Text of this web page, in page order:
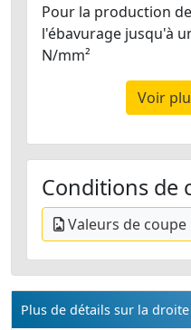
Pour la production
l'ébavurage jusqu'à
N/mm²
Voir
Conditions de
Valeurs de coupe
Plus de détails sur la